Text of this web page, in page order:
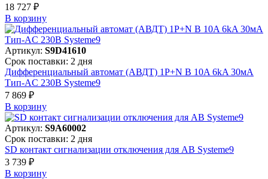
18 727 ₽
В корзинy
Артикул: S9D41610
Срок поставки: 2 дня
Дифференциальный автомат (АВДТ) 1P+N B 10A 6kA 30мА
Тип-AC 230В Systeme9
7 869 ₽
В корзинy
Артикул: S9A60002
Срок поставки: 2 дня
SD контакт сигнализации отключения для АВ Systeme9
3 739 ₽
В корзинy